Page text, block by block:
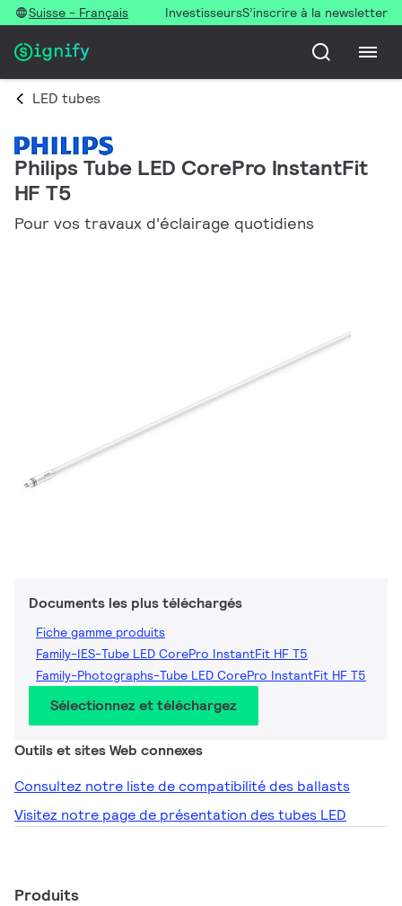
Suisse - Français InvestisseursS’inscrire à la newsletter
LED tubes
Philips Tube LED CorePro InstantFit
HF T5
Pour vos travaux d'éclairage quotidiens
Documents les plus téléchargés
Fiche gamme produits
Family-IES-Tube LED CorePro InstantFit HF T5
Family-Photographs-Tube LED CorePro InstantFit HF T5
Sélectionnez et téléchargez
Outils et sites Web connexes
Consultez notre liste de compatibilité des ballasts
Visitez notre page de présentation des tubes LED
Produits